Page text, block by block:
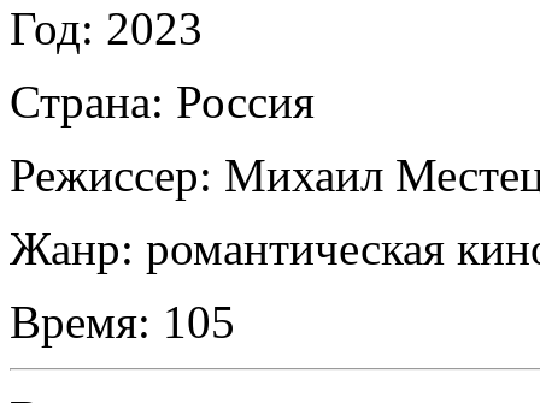
Год: 2023
Страна: Россия
Режиссер: Михаил
Жанр: романтическая
Время: 105